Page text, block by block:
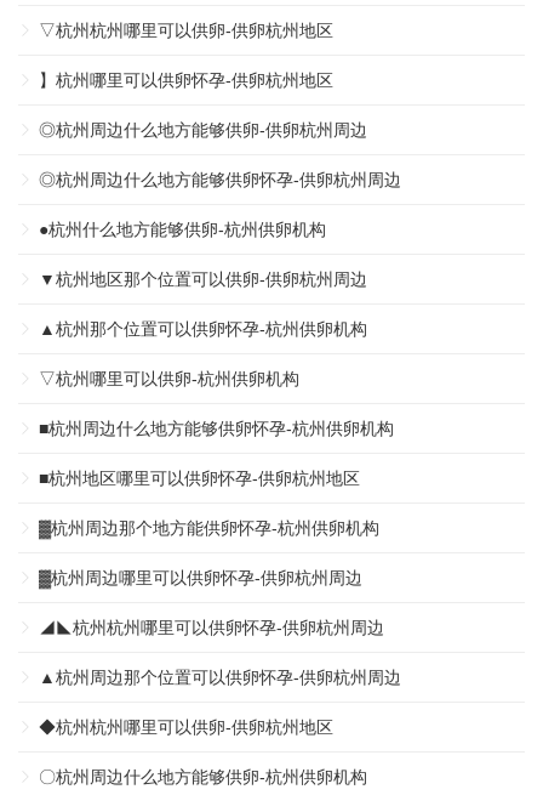
▽杭州杭州哪里可以供卵-供卵杭州地区
】杭州哪里可以供卵怀孕-供卵杭州地区
◎杭州周边什么地方能够供卵-供卵杭州周边
◎杭州周边什么地方能够供卵怀孕-供卵杭州周边
●杭州什么地方能够供卵-杭州供卵机构
▼杭州地区那个位置可以供卵-供卵杭州周边
▲杭州那个位置可以供卵怀孕-杭州供卵机构
▽杭州哪里可以供卵-杭州供卵机构
■杭州周边什么地方能够供卵怀孕-杭州供卵机构
■杭州地区哪里可以供卵怀孕-供卵杭州地区
▓杭州周边那个地方能供卵怀孕-杭州供卵机构
▓杭州周边哪里可以供卵怀孕-供卵杭州周边
◢◣杭州杭州哪里可以供卵怀孕-供卵杭州周边
▲杭州周边那个位置可以供卵怀孕-供卵杭州周边
◆杭州杭州哪里可以供卵-供卵杭州地区
〇杭州周边什么地方能够供卵-杭州供卵机构